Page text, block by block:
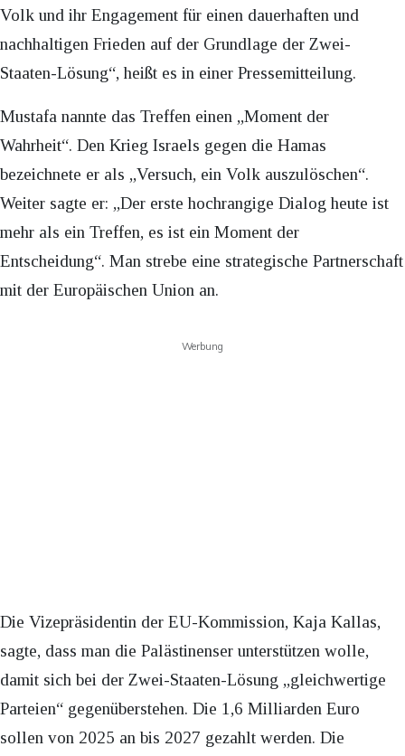
Volk und ihr Engagement für einen dauerhaften und
nachhaltigen Frieden auf der Grundlage der Zwei-
Staaten-Lösung“, heißt es in einer Pressemitteilung.
Mustafa nannte das Treffen einen „Moment der
Wahrheit“. Den Krieg Israels gegen die Hamas
bezeichnete er als „Versuch, ein Volk auszulöschen“.
Weiter sagte er: „Der erste hochrangige Dialog heute ist
mehr als ein Treffen, es ist ein Moment der
Entscheidung“. Man strebe eine strategische Partnerschaft
mit der Europäischen Union an.
Werbung
Die Vizepräsidentin der EU-Kommission, Kaja Kallas,
sagte, dass man die Palästinenser unterstützen wolle,
damit sich bei der Zwei-Staaten-Lösung „gleichwertige
Parteien“ gegenüberstehen. Die 1,6 Milliarden Euro
sollen von 2025 an bis 2027 gezahlt werden. Die